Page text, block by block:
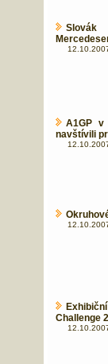
A1GP
navštívili
Challenge